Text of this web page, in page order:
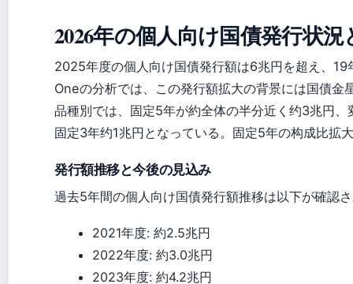
2026年の個人向け国債発行状
2025年度の個人向け国債発行額は6兆円を超え、
Oneの分析では、この発行額拡大の背景には国債金
品種別では、固定5年が約全体の半分近く约3兆円、
固定3年约1兆円となっている。固定5年の构成比拡
発行額推移と今後の見込み
過去5年間の個人向け国債発行額推移は以下が確認
2021年度: 約2.5兆円
2022年度: 約3.0兆円
2023年度: 約4.2兆円